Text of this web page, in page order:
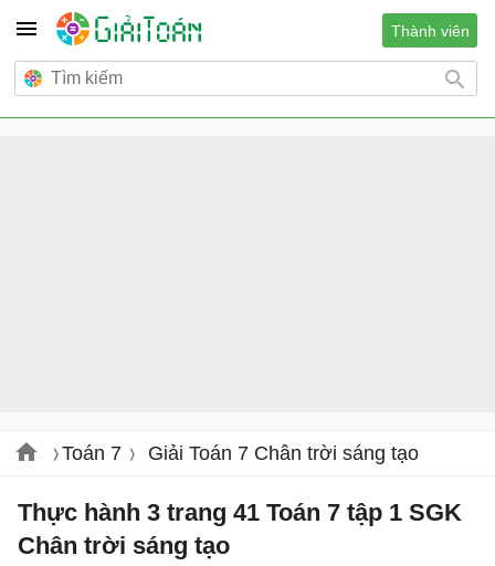
Thành viên
Toán 7 Giải Toán 7 Chân trời sáng tạo
Thực hành 3 trang 41 Toán 7 tập 1 SGK
Chân trời sáng tạo